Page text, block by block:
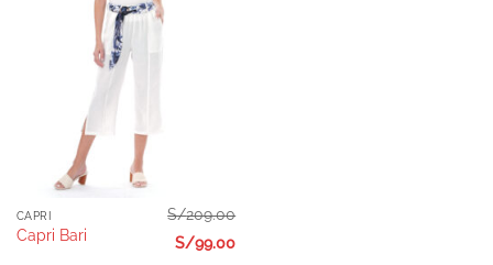
CAPRI
Capri Bari
S/209.00
S/99.00